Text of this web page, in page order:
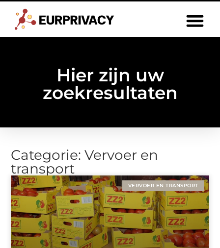
Hier zijn uw
zoekresultaten
Categorie: Vervoer en
transport
VERVOER EN TRANSPORT